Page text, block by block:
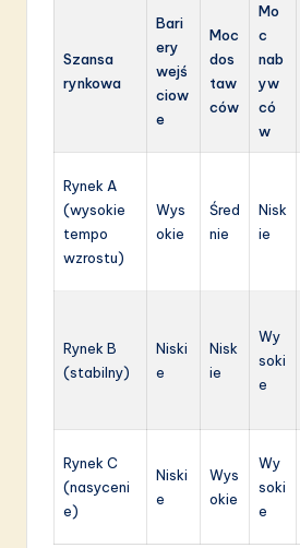
Szansa
rynkowa
Bari
ery
wejś
ciow
e
Moc
dos
taw
ców
Mo
c
nab
yw
có
w
Rynek A
(wysokie
tempo
wzrostu)
Wys
okie
Śred
nie
Nisk
ie
Rynek B
(stabilny)
Niski
e
Nisk
ie
Wy
soki
e
Rynek C
(nasyceni
e)
Niski
e
Wys
okie
Wy
soki
e